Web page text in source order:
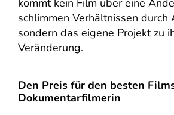
schlimmen Verhältnissen durch
sondern das eigene Projekt zu
Veränderung.
Den Preis für den besten
Dokumentarfilmerin